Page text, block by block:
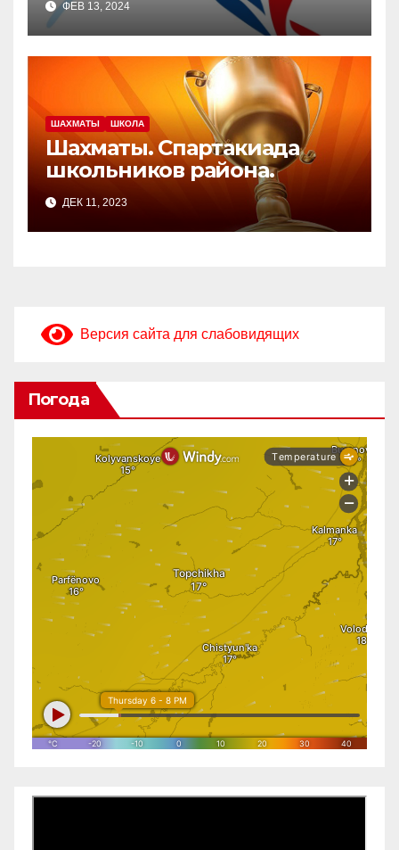
ФЕВ 13, 2024
ШАХМАТЫ ШКОЛА
Шахматы. Спартакиада
школьников района.
ДЕК 11, 2023
Версия сайта для слабовидящих
Погода